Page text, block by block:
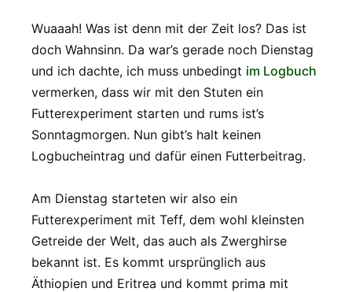
Wuaaah! Was ist denn mit der Zeit los? Das ist
doch Wahnsinn. Da war’s gerade noch Dienstag
und ich dachte, ich muss unbedingt im Logbuch
vermerken, dass wir mit den Stuten ein
Futterexperiment starten und rums ist’s
Sonntagmorgen. Nun gibt’s halt keinen
Logbucheintrag und dafür einen Futterbeitrag.
Am Dienstag starteten wir also ein
Futterexperiment mit Teff, dem wohl kleinsten
Getreide der Welt, das auch als Zwerghirse
bekannt ist. Es kommt ursprünglich aus
Äthiopien und Eritrea und kommt prima mit